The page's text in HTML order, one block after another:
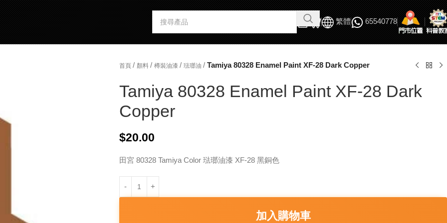
繁體 65540778
首頁 / 顏料 / 樽裝油漆 / 琺瑯油 / Tamiya 80328 Enamel Paint XF-28 Dark Copper
Tamiya 80328 Enamel Paint XF-28 Dark
Copper
$20.00
田宮 80328 Tamiya Color 琺瑯油漆 XF-28 黑銅色
加入購物車